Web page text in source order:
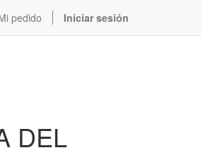
pedido Iniciar sesión
DEL